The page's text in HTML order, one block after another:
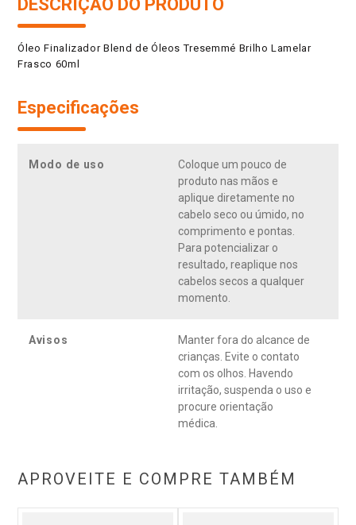
DESCRIÇÃO DO PRODUTO
Óleo Finalizador Blend de Óleos Tresemmé Brilho Lamelar
Frasco 60ml
Especificações
Modo de uso
Coloque um pouco de
produto nas mãos e
aplique diretamente no
cabelo seco ou úmido, no
comprimento e pontas.
Para potencializar o
resultado, reaplique nos
cabelos secos a qualquer
momento.
Avisos
Manter fora do alcance de
crianças. Evite o contato
com os olhos. Havendo
irritação, suspenda o uso e
procure orientação
médica.
APROVEITE E COMPRE TAMBÉM